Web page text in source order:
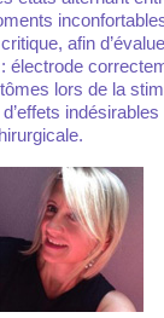
afin
électrode
lors de la